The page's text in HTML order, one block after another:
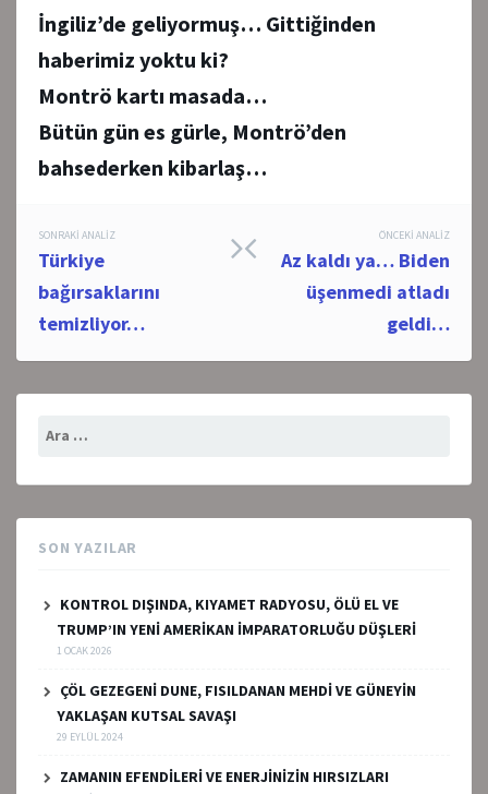
İngiliz’de geliyormuş… Gittiğinden
haberimiz yoktu ki?
Montrö kartı masada…
Bütün gün es gürle, Montrö’den
bahsederken kibarlaş…
Post
navigation
ÖNCEKI ANALIZ
Az kaldı ya… Biden
üşenmedi atladı
geldi…
SONRAKI ANALIZ
Türkiye
bağırsaklarını
temizliyor…
SON YAZILAR
KONTROL DIŞINDA, KIYAMET RADYOSU, ÖLÜ EL VE
TRUMP’IN YENİ AMERİKAN İMPARATORLUĞU DÜŞLERİ
1 OCAK 2026
ÇÖL GEZEGENİ DUNE, FISILDANAN MEHDİ VE GÜNEYİN
YAKLAŞAN KUTSAL SAVAŞI
29 EYLÜL 2024
ZAMANIN EFENDİLERİ VE ENERJİNİZİN HIRSIZLARI